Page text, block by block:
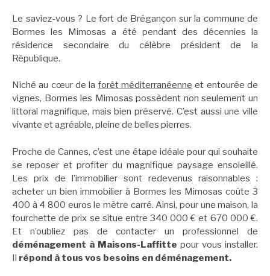
Le saviez-vous ? Le fort de Brégançon sur la commune de
Bormes les Mimosas a été pendant des décennies la
résidence secondaire du célèbre président de la
République.
Niché au cœur de la forêt méditerranéenne et entourée de
vignes, Bormes les Mimosas possèdent non seulement un
littoral magnifique, mais bien préservé. C’est aussi une ville
vivante et agréable, pleine de belles pierres.
Proche de Cannes, c’est une étape idéale pour qui souhaite
se reposer et profiter du magnifique paysage ensoleillé.
Les prix de l’immobilier sont redevenus raisonnables :
acheter un bien immobilier à Bormes les Mimosas coûte 3
400 à 4 800 euros le mètre carré. Ainsi, pour une maison, la
fourchette de prix se situe entre 340 000 € et 670 000 €.
Et n’oubliez pas de contacter un professionnel de
déménagement à Maisons-Laffitte pour vous installer.
Il répond à tous vos besoins en déménagement.